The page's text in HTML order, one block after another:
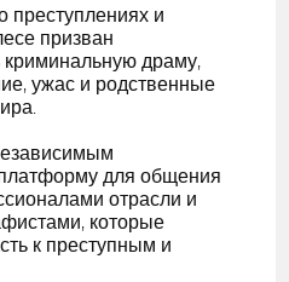
преступлениях и
призван
драму,
ужас и родственные
для общения
отрасли и
которые
к преступным и